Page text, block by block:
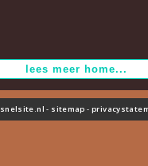
snelsite.nl - sitemap -